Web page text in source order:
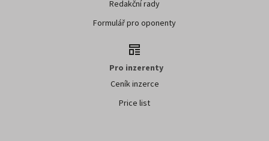
Redakční rady
Formulář pro oponenty
Pro inzerenty
Ceník inzerce
Price list